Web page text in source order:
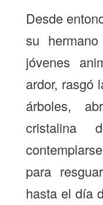
Desde
su
jóvenes
ardor, rasgó
árboles,
cristalina
para
hasta el día